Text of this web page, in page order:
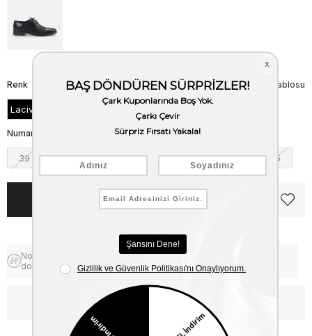
Beden Tablosu
Renk
Lacivert
Numara
39 40 41 42 43 44 45
Notify me when the price goes
down
WhatsApp’tan Bilgi Al